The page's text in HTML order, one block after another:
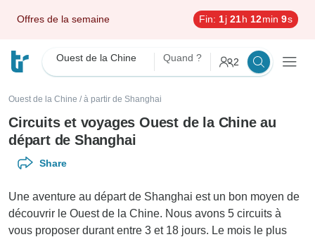
Offres de la semaine Fin: 1j 21h 12min 8s
Ouest de la Chine Quand ? 2
Ouest de la Chine / à partir de Shanghai
Circuits et voyages Ouest de la Chine au
départ de Shanghai
Share
Une aventure au départ de Shanghai est un bon moyen de
découvrir le Ouest de la Chine. Nous avons 5 circuits à
vous proposer durant entre 3 et 18 jours. Le mois le plus